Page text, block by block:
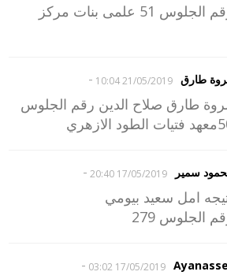
رقم الجلوس 51 علمى بنات مركز
طارق 21/05/2019 10:04
-
طارق صلاح الدين رقم الجلوس
الازهري
سمير 17/05/2019 20:40
-
امل سعيد بيومي
الجلوس 279
17/05/2019 03:02
-